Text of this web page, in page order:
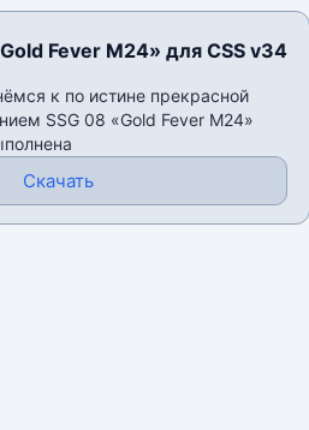
Fever M24» для CSS v34
к по истине прекрасной
SSG 08 «Gold Fever M24»
Скачать